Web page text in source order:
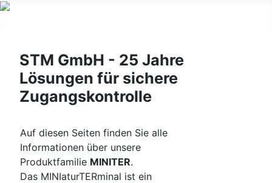
STM GmbH - 25 Jahre
Lösungen für sichere
Zugangskontrolle
Auf diesen Seiten finden Sie alle
Informationen über unsere
Produktfamilie MINITER.
Das MINIaturTERminal ist ein